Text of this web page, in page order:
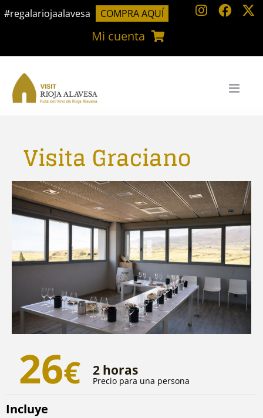
Saltar
#regalariojaalavesa COMPRA AQUÍ
Mi cuenta
Visita Graciano
26€ 2 horas
Precio para una persona
Incluye